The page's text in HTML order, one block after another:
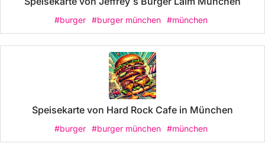
#burger #burger münchen #münchen
Speisekarte von Hard Rock Cafe in München
#burger #burger münchen #münchen